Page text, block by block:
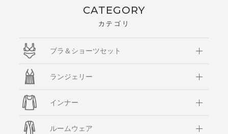
CATEGORY
カテゴリ
ブラ＆ショーツセット
ランジェリー
インナー
ルームウェア